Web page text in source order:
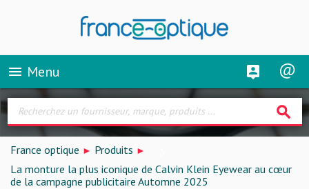
menu Menu
search
France optique
Produits
La monture la plus iconique de Calvin Klein Eyewear au cœur
de la campagne publicitaire Automne 2025